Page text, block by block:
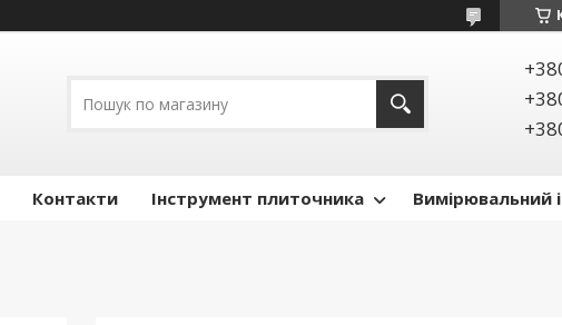
Контакти Інструмент плиточника Вимірювальний